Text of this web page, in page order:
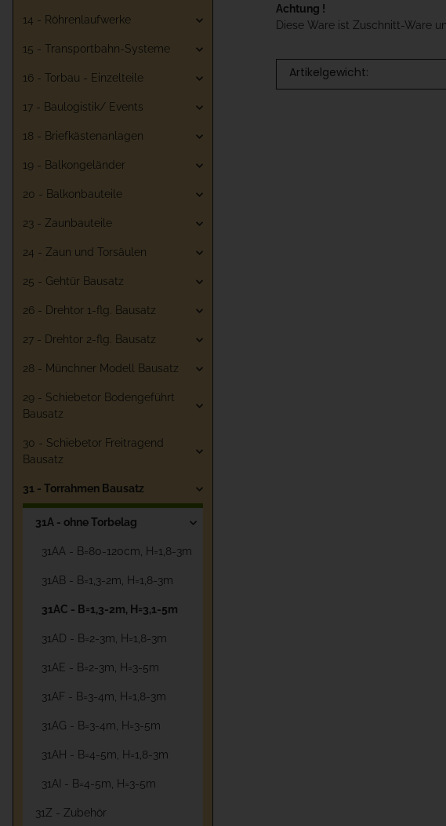
Achtung !
Diese Ware ist Zuschnitt-Ware
Artikelgewicht:
14 - Röhrenlaufwerke
15 - Transportbahn-Systeme
16 - Torbau - Einzelteile
17 - Baulogistik/ Events
18 - Briefkästenanlagen
19 - Balkongeländer
20 - Balkonbauteile
23 - Zaunbauteile
24 - Zaun und Torsäulen
25 - Gehtür Bausatz
26 - Drehtor 1-flg. Bausatz
27 - Drehtor 2-flg. Bausatz
28 - Münchner Modell Bausatz
29 - Schiebetor Bodengeführt
Bausatz
30 - Schiebetor Freitragend
Bausatz
31 - Torrahmen Bausatz
31A - ohne Torbelag
31AA - B=80-120cm, H=1,8-3m
31AB - B=1,3-2m, H=1,8-3m
31AC - B=1,3-2m, H=3,1-5m
31AD - B=2-3m, H=1,8-3m
31AE - B=2-3m, H=3-5m
31AF - B=3-4m, H=1,8-3m
31AG - B=3-4m, H=3-5m
31AH - B=4-5m, H=1,8-3m
31AI - B=4-5m, H=3-5m
31Z - Zubehör